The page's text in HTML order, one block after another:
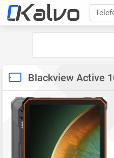
Blackview Active